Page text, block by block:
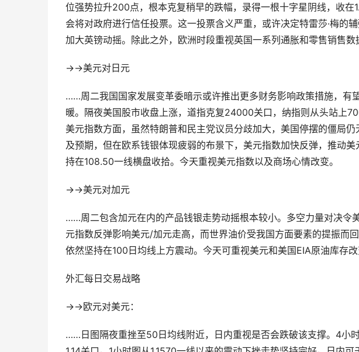
位强势拉升200点，根本克复稍早的跌幅，录得一根十字星阴线，收
会将对政府进行信任投票。这一投票含义严重，或许决定特雷莎·梅的
加大英镑动摇。除此之外，欧洲时段重视英国一系列通胀和零售销售数
→→美元对日元
……周二我国国家发展变革委暗示或许推出更多财务影响政策措施，有
暖。隔夜美国股市收盘上涨，道指克复24000关口，纳指则从头站上
美元指数方面，虽然特朗普和民主党议员分歧加大，美国停摆的僵局
及预期，但在欧系钱银体现疲弱的布景下，美元指数加快反弹，推动
持在108.50一线横盘收拾。今天重视美元指数以及商场心情改变。
→→美元对加元
……周二包含加元在内的产品钱银走势动摇根本较小。多空力量对决令
元指数反弹影响美元/加元走高，而世界油价受我国方面要素的提振而
依然坚持在100日均线上方震动。今天可重视美元和美国EIA原油库存改
外汇每日交易战略
→→欧元对美元：
……日图隔夜重挫至50日均线附近，日内重视是否会跌破该支撑。4小